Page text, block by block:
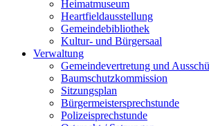
Heimatmuseum
Heartfieldausstellung
Gemeindebibliothek
Kultur- und Bürgersaal
Verwaltung
Gemeindevertretung und
Baumschutzkommission
Sitzungsplan
Bürgermeistersprechstunde
Polizeisprechstunde